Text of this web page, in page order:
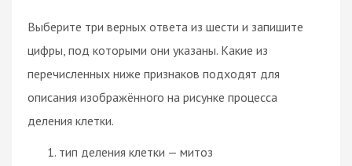
Выберите три верных ответа из шести и запишите
цифры, под которыми они указаны. Какие из
перечисленных ниже признаков подходят для
описания изображённого на рисунке процесса
деления клетки.
тип деления клетки — митоз